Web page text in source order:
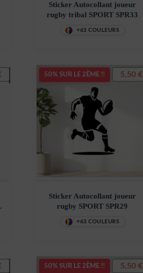
Sticker Autocollant joueur
rugby tribal SPORT SPR33
+63 COULEURS
50% SUR LE 2ÈME !!
Sticker Autocollant joueur
rugby SPORT SPR29
+63 COULEURS
5,50 €
50% SUR LE 2ÈME !! 5,50 €